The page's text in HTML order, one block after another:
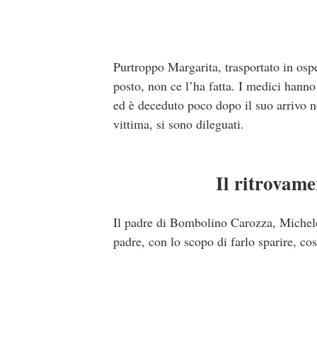
Purtroppo Margarita, trasportato in
posto, non ce l’ha fatta. I medici
ed è deceduto poco dopo il suo arrivo
vittima, si sono dileguati.
Il
Il padre di Bombolino Carozza,
padre, con lo scopo di farlo sparire,